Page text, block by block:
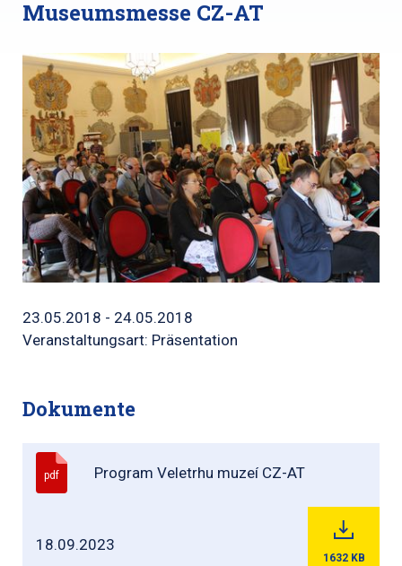
Museumsmesse CZ-AT
23.05.2018 - 24.05.2018
Veranstaltungsart: Präsentation
Dokumente
pdf Program Veletrhu muzeí CZ-AT
18.09.2023
1632 KB